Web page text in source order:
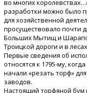
во многих
разработки можно было
для хозяйственной
просуществовало почти
Больших Мытищ и
Троицкой дороги и в
Первые сведения об
относятся к 1795-му,
начали «резать торф»
заводов.
Настоящий торфяной бум